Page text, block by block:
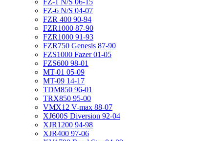
FZ-1 N/S 06-15
FZ-6 N/S 04-07
FZR 400 90-94
FZR1000 87-90
FZR1000 91-93
FZR750 Genesis 87-90
FZS1000 Fazer 01-05
FZS600 98-01
MT-01 05-09
MT-09 14-17
TDM850 96-01
TRX850 95-00
VMX12 V-max 88-07
XJ600S Diversion 92-04
XJR1200 94-98
XJR400 97-06